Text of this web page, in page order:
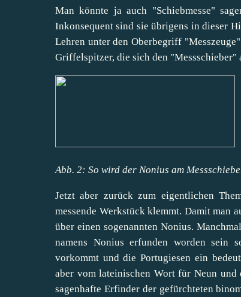
Man könnte ja auch "Schiebmesse"
Inkonsequent sind sie übrigens in dieser
Lehren unter den Oberbegriff
Griffelspitzer, die sich den "Messschieber"
Abb. 2: So wird der Nonius am
Jetzt aber zurück zum eigentlichen
messende Werkstück klemmt. Damit man
über einen sogenannten Nonius.
namens Nonius erfunden worden sein
vorkommt und die Portugiesen ein
aber vom lateinischen Wort für Neun
sagenhafte Erfinder der gefürchteten